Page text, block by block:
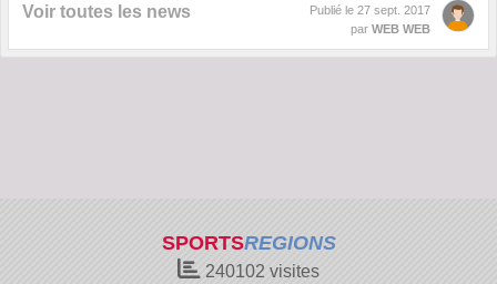
Voir toutes les news Publié le 27 sept. 2017
par WEB WEB
SPORTSREGIONS
240102 visites